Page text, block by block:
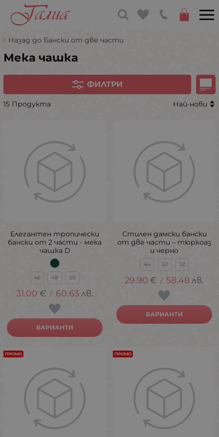
Назад до Бански от две части
Мека чашка
ФИЛТРИ
15 Продукта Най-нови
Елегантен тропически
бански от 2 части - мека
чашка D
46 48 50
31.00 € / 60.63 лв.
ВАРИАНТИ
Стилен дамски бански
от две части – тюркоаз
и черно
44 50 52
29.90 € / 58.48 лв.
ВАРИАНТИ
ПРОМО ПРОМО